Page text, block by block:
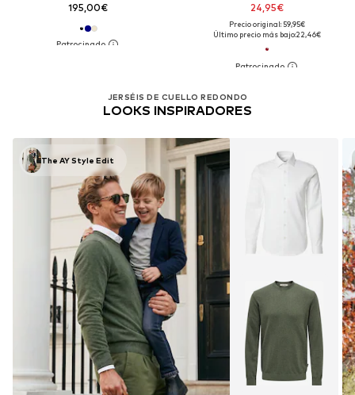
195,00€
JERSÉIS DE CUELLO REDONDO
LOOKS INSPIRADORES
The AY Style Edit
24,95€
Precio original: 59,95€
Último precio más bajo:22,46€